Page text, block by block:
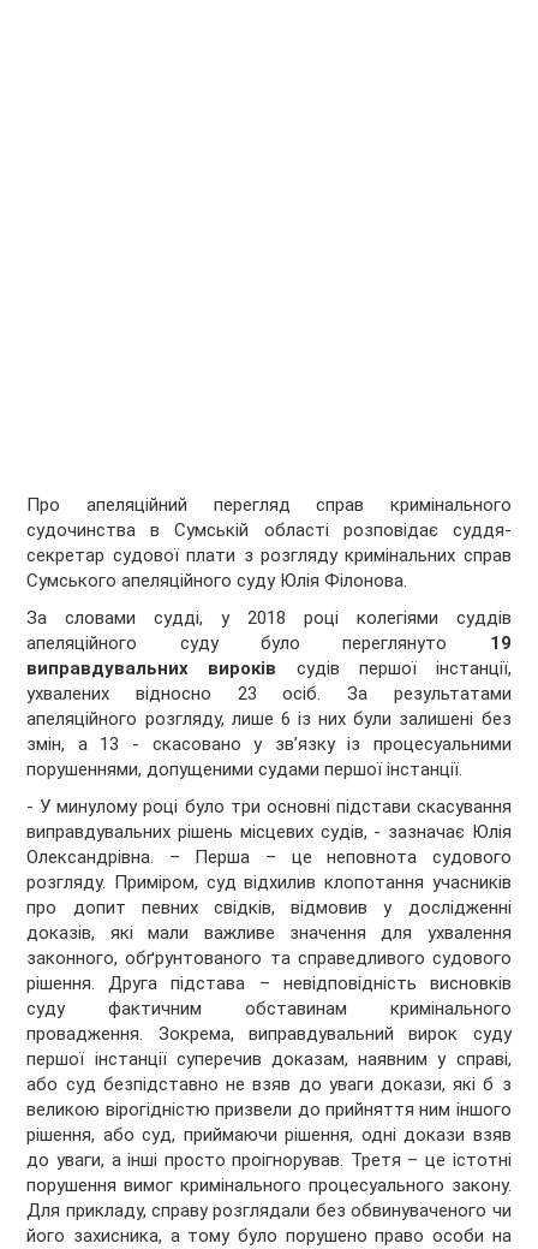
Про апеляційний перегляд справ кримінального
судочинства в Сумській області розповідає суддя-
секретар судової плати з розгляду кримінальних справ
Сумського апеляційного суду Юлія Філонова.
За словами судді, у 2018 році колегіями суддів
апеляційного суду було переглянуто 19
виправдувальних вироків судів першої інстанції,
ухвалених відносно 23 осіб. За результатами
апеляційного розгляду, лише 6 із них були залишені без
змін, а 13 - скасовано у зв’язку із процесуальними
порушеннями, допущеними судами першої інстанції.
- У минулому році було три основні підстави скасування
виправдувальних рішень місцевих судів, - зазначає Юлія
Олександрівна. – Перша – це неповнота судового
розгляду. Приміром, суд відхилив клопотання учасників
про допит певних свідків, відмовив у дослідженні
доказів, які мали важливе значення для ухвалення
законного, обґрунтованого та справедливого судового
рішення. Друга підстава – невідповідність висновків
суду фактичним обставинам кримінального
провадження. Зокрема, виправдувальний вирок суду
першої інстанції суперечив доказам, наявним у справі,
або суд безпідставно не взяв до уваги докази, які б з
великою вірогідністю призвели до прийняття ним іншого
рішення, або суд, приймаючи рішення, одні докази взяв
до уваги, а інші просто проігнорував. Третя – це істотні
порушення вимог кримінального процесуального закону.
Для прикладу, справу розглядали без обвинуваченого чи
його захисника, а тому було порушено право особи на